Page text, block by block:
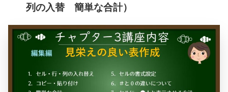
列の入替 簡単な合計）